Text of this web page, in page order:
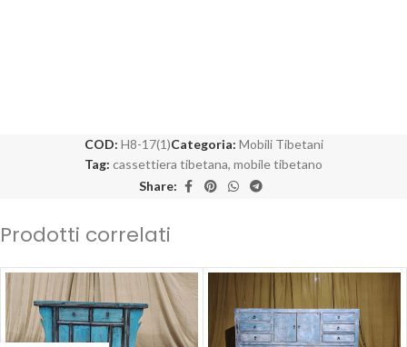
COD: H8-17(1)Categoria: Mobili Tibetani
Tag: cassettiera tibetana, mobile tibetano
Share:
Prodotti correlati